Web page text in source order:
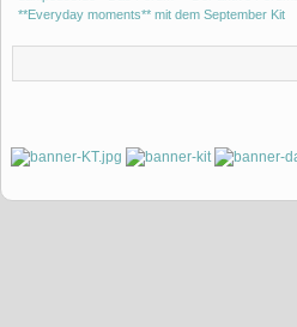
**Everyday moments** mit dem September Kit